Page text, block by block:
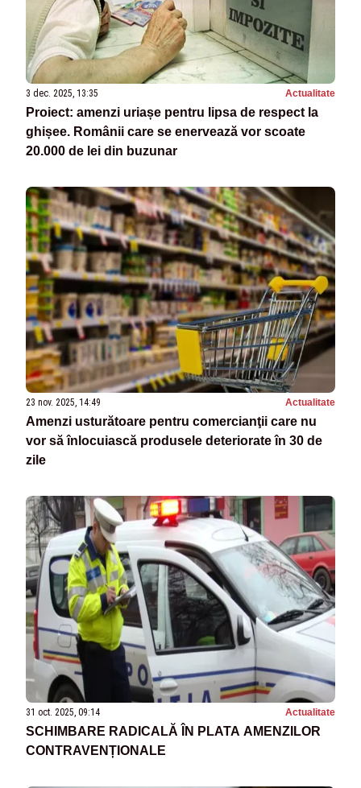
3 dec. 2025, 13:35 Actualitate
Proiect: amenzi uriașe pentru lipsa de respect la
ghișee. Românii care se enervează vor scoate
20.000 de lei din buzunar
23 nov. 2025, 14:49 Actualitate
Amenzi usturătoare pentru comercianţii care nu
vor să înlocuiască produsele deteriorate în 30 de
zile
31 oct. 2025, 09:14 Actualitate
SCHIMBARE RADICALĂ ÎN PLATA AMENZILOR
CONTRAVENȚIONALE